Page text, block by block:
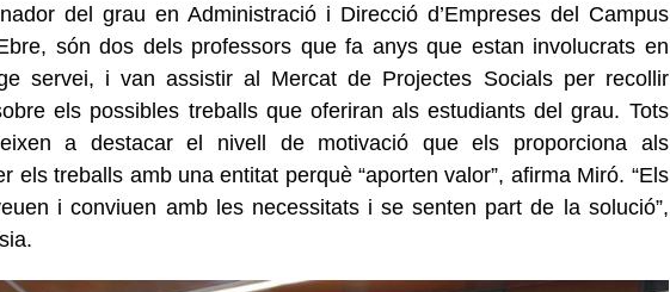
del grau en Administració i Direcció d’Empreses del Campus
són dos dels professors que fa anys que estan involucrats en
servei, i van assistir al Mercat de Projectes Socials per recollir
els possibles treballs que oferiran als estudiants del grau. Tots
a destacar el nivell de motivació que els proporciona als
els treballs amb una entitat perquè “aporten valor”, afirma Miró. “Els
i conviuen amb les necessitats i se senten part de la solució”,